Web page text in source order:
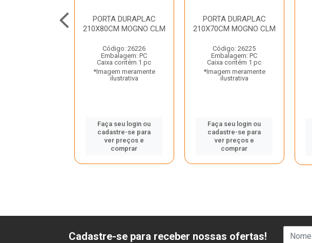
PORTA DURAPLAC
210X80CM MOGNO CLM
Código: 26226
Embalagem: PC
Caixa contém 1 pc
*Imagem meramente
ilustrativa
Faça seu login ou
cadastre-se para
ver preços e
comprar
PORTA DURAPLAC
210X70CM MOGNO CLM
Código: 26225
Embalagem: PC
Caixa contém 1 pc
*Imagem meramente
ilustrativa
Faça seu login ou
cadastre-se para
ver preços e
comprar
Cadastre-se para receber nossas ofertas!